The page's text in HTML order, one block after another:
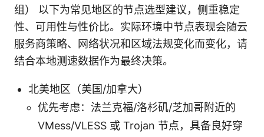
组） 以下为常见地区的节点选型建议，侧重稳定
性、可用性与性价比。实际环境中节点表现会随云
服务商策略、网络状况和区域法规变化而变化，请
结合本地测速数据作为最终决策。
北美地区（美国/加拿大）
优先考虑：法兰克福/洛杉矶/芝加哥附近的
VMess/VLESS 或 Trojan 节点，具备良好穿